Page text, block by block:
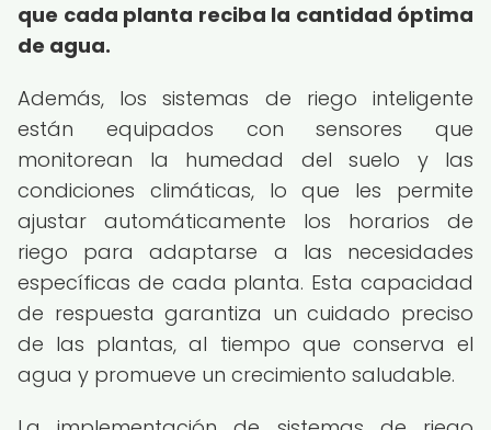
que cada planta reciba la cantidad óptima
de agua.
Además, los sistemas de riego inteligente
están equipados con sensores que
monitorean la humedad del suelo y las
condiciones climáticas, lo que les permite
ajustar automáticamente los horarios de
riego para adaptarse a las necesidades
específicas de cada planta. Esta capacidad
de respuesta garantiza un cuidado preciso
de las plantas, al tiempo que conserva el
agua y promueve un crecimiento saludable.